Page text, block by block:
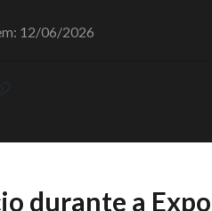
12/06/2026
durante a